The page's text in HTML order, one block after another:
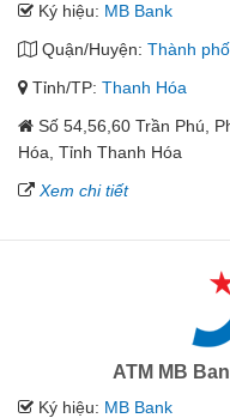
Ký hiệu: MB Bank
Quận/Huyện: Thành
Tỉnh/TP: Thanh Hóa
Số 54,56,60 Trần Phú,
Hóa, Tỉnh Thanh Hóa
Xem chi tiết
ATM MB
Ký hiệu: MB Bank